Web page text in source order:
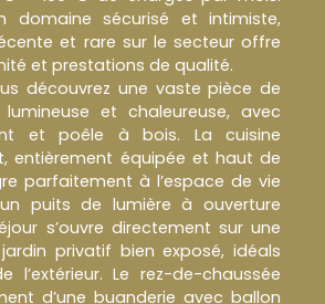
domaine sécurisé et intimiste,
et rare sur le secteur offre
et prestations de qualité.
découvrez une vaste pièce de
et chaleureuse, avec
et poêle à bois. La cuisine
entièrement équipée et haut de
parfaitement à l’espace de vie
puits de lumière à ouverture
s’ouvre directement sur une
privatif bien exposé, idéals
l’extérieur. Le rez-de-chaussée
d’une buanderie avec ballon